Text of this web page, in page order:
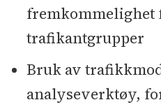
fremkommelighet
trafikantgrupper
Bruk av
analyseverktøy,